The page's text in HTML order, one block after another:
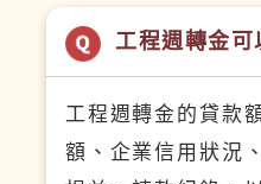
工程週轉金可
工程週轉金的貸款
額、企業信用狀況